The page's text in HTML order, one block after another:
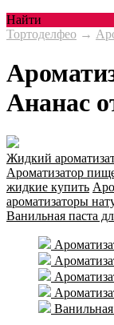
Найти
Тортоделфео →
Ананас
Жидкий
Ароматизатор
жидкие купить
ароматизаторы
Ванильная паста
Ванильная